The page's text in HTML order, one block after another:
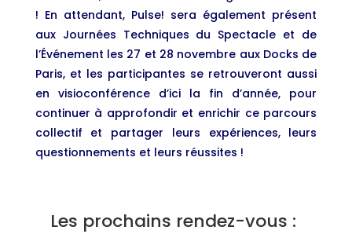
! En attendant, Pulse! sera également présent
aux Journées Techniques du Spectacle et de
l’Événement les 27 et 28 novembre aux Docks de
Paris, et les participantes se retrouveront aussi
en visioconférence d’ici la fin d’année, pour
continuer à approfondir et enrichir ce parcours
collectif et partager leurs expériences, leurs
questionnements et leurs réussites !
Les prochains rendez-vous :